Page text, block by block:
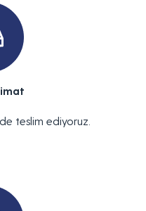
teslim ediyoruz.